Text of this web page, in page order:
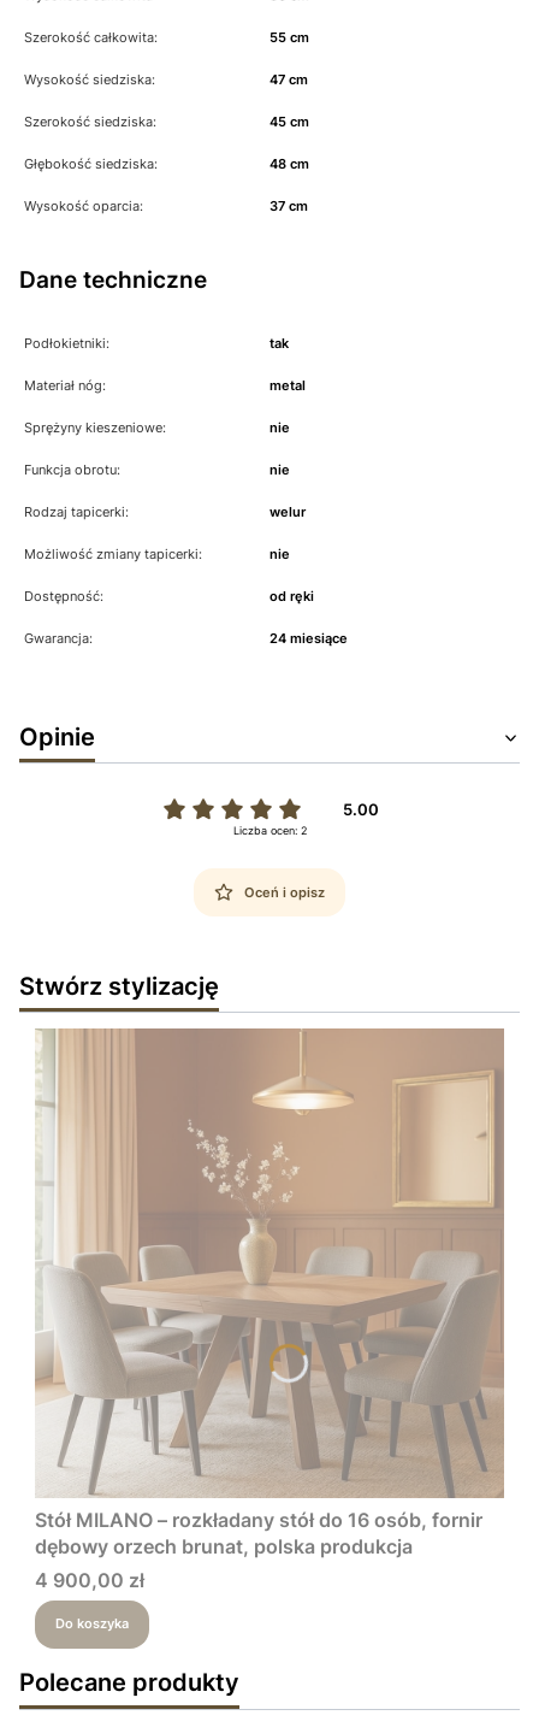
Szerokość całkowita: 55 cm
Wysokość siedziska: 47 cm
Szerokość siedziska: 45 cm
Głębokość siedziska: 48 cm
Wysokość oparcia: 37 cm
Dane techniczne
Podłokietniki: tak
Materiał nóg: metal
Sprężyny kieszeniowe: nie
Funkcja obrotu: nie
Rodzaj tapicerki: welur
Możliwość zmiany tapicerki: nie
Dostępność: od ręki
Gwarancja: 24 miesiące
Opinie
5.00
Liczba ocen: 2
Oceń i opisz
Stwórz stylizację
Stół MILANO – rozkładany stół do 16 osób, fornir
dębowy orzech brunat, polska produkcja
Cena
4 900,00 zł
Do koszyka
Polecane produkty